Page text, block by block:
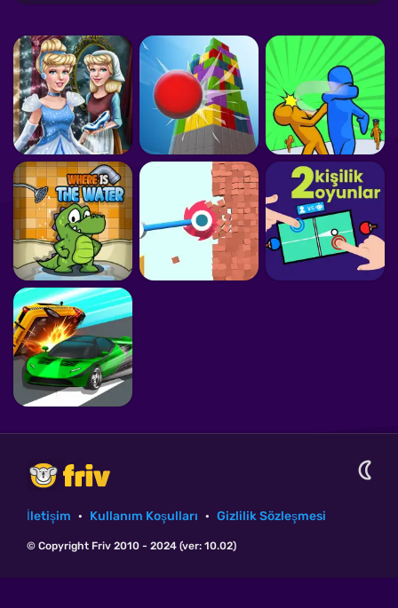
İletişim · Kullanım Koşulları · Gizlilik Sözleşmesi
© Copyright Friv 2010 - 2024 (ver: 10.02)